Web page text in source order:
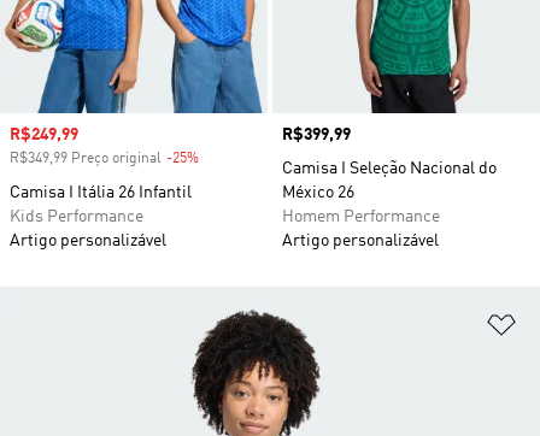
Preço com desconto
R$249,99
R$349,99 Preço original -25%
Camisa I Itália 26 Infantil
Kids Performance
Artigo personalizável
Preço
R$399,99
Camisa I Seleção Nacional do
México 26
Homem Performance
Artigo personalizável